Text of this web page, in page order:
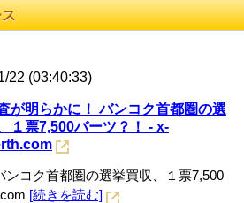
22 (03:40:33)
が明らかに！ バンコク首都圏の選
１票7,500バーツ？！ - x-
コク首都圏の選挙買収、１票7,500
[続きを読む]